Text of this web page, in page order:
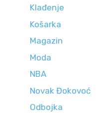
Klađenje
Košarka
Magazin
Moda
NBA
Novak Đokovoć
Odbojka